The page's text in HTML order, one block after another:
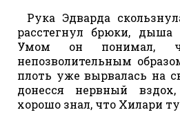
Рука Эдварда
расстегнул брюки,
Умом он понимал,
непозволительным
плоть уже вырвалась на
донесся нервный
хорошо знал, что Хилари